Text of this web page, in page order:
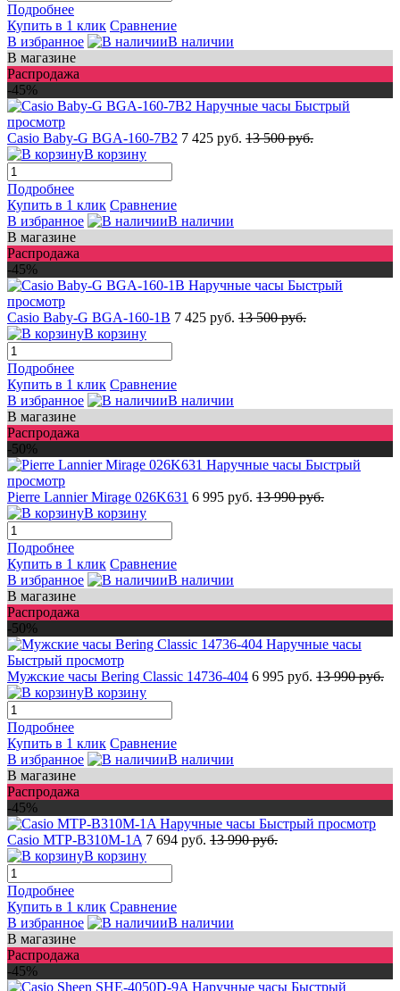
Подробнее
Купить в 1 клик Сравнение
В избранное
В наличии
В магазине
Распродажа
-45%
Быстрый
просмотр
Casio Baby-G BGA-160-7B2 7 425 руб. 13 500 руб.
В корзину
Подробнее
Купить в 1 клик Сравнение
В избранное
В наличии
В магазине
Распродажа
-45%
Быстрый
просмотр
Casio Baby-G BGA-160-1B 7 425 руб. 13 500 руб.
В корзину
Подробнее
Купить в 1 клик Сравнение
В избранное
В наличии
В магазине
Распродажа
-50%
Быстрый
просмотр
Pierre Lannier Mirage 026K631 6 995 руб. 13 990 руб.
В корзину
Подробнее
Купить в 1 клик Сравнение
В избранное
В наличии
В магазине
Распродажа
-50%
Быстрый просмотр
Мужские часы Bering Classic 14736-404 6 995 руб. 13 990 руб.
В корзину
Подробнее
Купить в 1 клик Сравнение
В избранное
В наличии
В магазине
Распродажа
-45%
Быстрый просмотр
Casio MTP-B310M-1A 7 694 руб. 13 990 руб.
В корзину
Подробнее
Купить в 1 клик Сравнение
В избранное
В наличии
В магазине
Распродажа
-45%
Быстрый